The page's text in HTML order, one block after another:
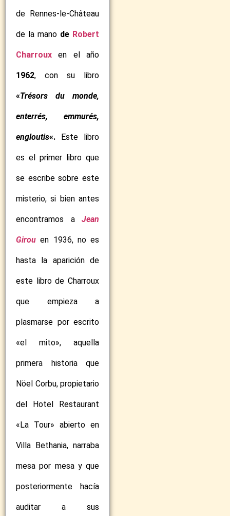
de Rennes-le-Château
de la mano de Robert
Charroux en el año
1962, con su libro
«Trésors du monde,
enterrés, emmurés,
engloutis«. Este libro
es el primer libro que
se escribe sobre este
misterio, si bien antes
encontramos a Jean
Girou en 1936, no es
hasta la aparición de
este libro de Charroux
que empieza a
plasmarse por escrito
«el mito», aquella
primera historia que
Nöel Corbu, propietario
del Hotel Restaurant
«La Tour» abierto en
Villa Bethania, narraba
mesa por mesa y que
posteriormente hacía
auditar a sus